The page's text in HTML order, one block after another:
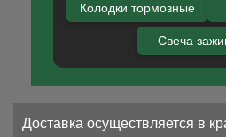
Колодки тормозные
Свеча
Доставка осуществляется в